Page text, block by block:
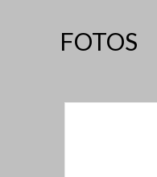
FOTOS